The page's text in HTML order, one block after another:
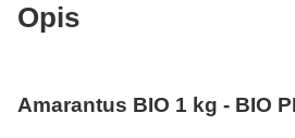
Opis
Amarantus BIO 1 kg - BIO